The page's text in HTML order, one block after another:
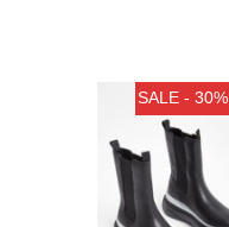
SALE - 30%